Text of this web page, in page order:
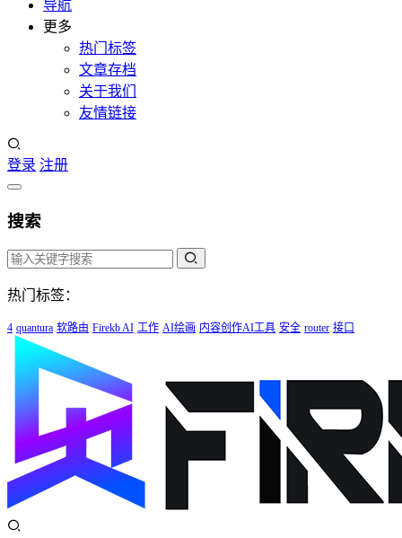
导航
更多
热门标签
文章存档
关于我们
友情链接
登录 注册
搜索
热门标签：
4 quantura 软路由 Firekb AI 工作 AI绘画 内容创作AI工具 安全 router 接口